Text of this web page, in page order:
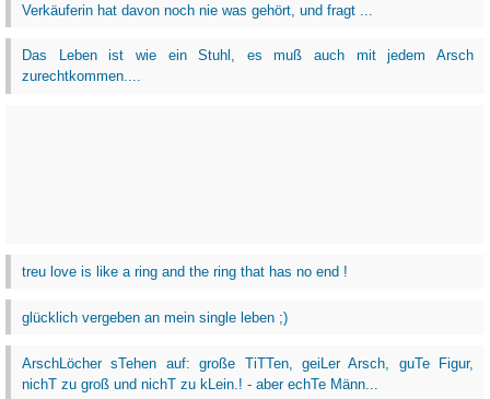
Verkäuferin hat davon noch nie was gehört, und fragt ...
Das Leben ist wie ein Stuhl, es muß auch mit jedem Arsch
zurechtkommen....
treu love is like a ring and the ring that has no end !
glücklich vergeben an mein single leben ;)
ArschLöcher sTehen auf: große TiTTen, geiLer Arsch, guTe Figur,
nichT zu groß und nichT zu kLein.! - aber echTe Männ...